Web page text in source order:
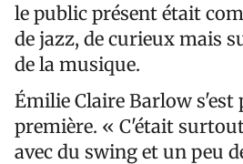
le public présent était
de jazz, de curieux mais
de la musique.
Émilie Claire Barlow s'est
première. « C'était
avec du swing et un peu